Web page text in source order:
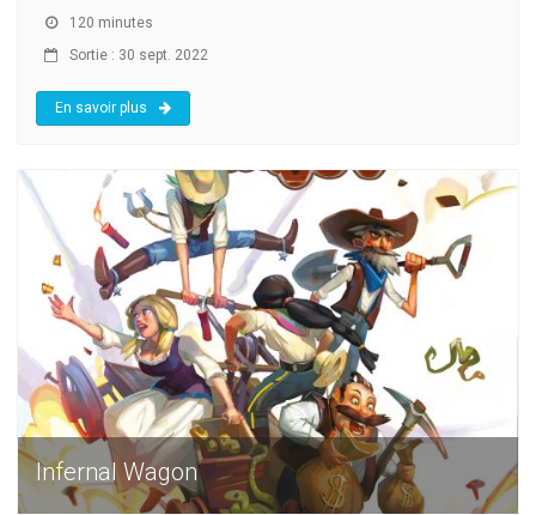
120 minutes
Sortie : 30 sept. 2022
En savoir plus
Infernal Wagon